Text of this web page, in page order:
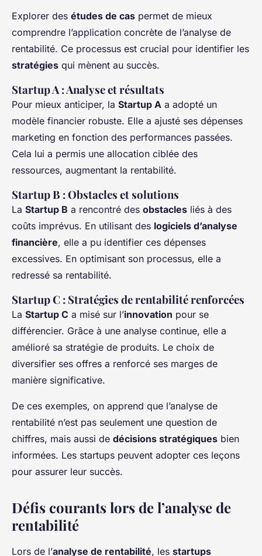
Explorer des études de cas permet de mieux
comprendre l’application concrète de l’analyse de
rentabilité. Ce processus est crucial pour identifier les
stratégies qui mènent au succès.
Startup A : Analyse et résultats
Pour mieux anticiper, la Startup A a adopté un
modèle financier robuste. Elle a ajusté ses dépenses
marketing en fonction des performances passées.
Cela lui a permis une allocation ciblée des
ressources, augmentant la rentabilité.
Startup B : Obstacles et solutions
La Startup B a rencontré des obstacles liés à des
coûts imprévus. En utilisant des logiciels d’analyse
financière, elle a pu identifier ces dépenses
excessives. En optimisant son processus, elle a
redressé sa rentabilité.
Startup C : Stratégies de rentabilité renforcées
La Startup C a misé sur l’innovation pour se
différencier. Grâce à une analyse continue, elle a
amélioré sa stratégie de produits. Le choix de
diversifier ses offres a renforcé ses marges de
manière significative.
De ces exemples, on apprend que l’analyse de
rentabilité n’est pas seulement une question de
chiffres, mais aussi de décisions stratégiques bien
informées. Les startups peuvent adopter ces leçons
pour assurer leur succès.
Défis courants lors de l’analyse de
rentabilité
Lors de l’analyse de rentabilité, les startups